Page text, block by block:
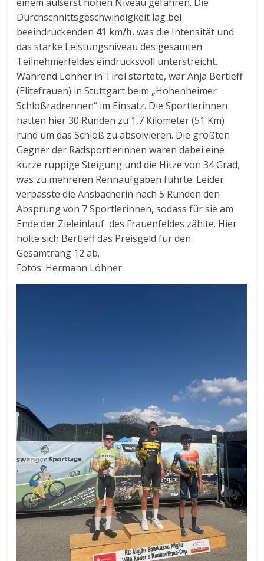
Durchschnittsgeschwindigkeit lag bei
beeindruckenden 41 km/h, was die Intensität und
das starke Leistungsniveau des gesamten
Teilnehmerfeldes eindrucksvoll unterstreicht.
Während Löhner in Tirol startete, war Anja Bertleff
(Elitefrauen) in Stuttgart beim „Hohenheimer
Schloßradrennen“ im Einsatz. Die Sportlerinnen
hatten hier 30 Runden zu 1,7 Kilometer (51 Km)
rund um das Schloß zu absolvieren. Die größten
Gegner der Radsportlerinnen waren dabei eine
kurze ruppige Steigung und die Hitze von 34 Grad,
was zu mehreren Rennaufgaben führte. Leider
verpasste die Ansbacherin nach 5 Runden den
Absprung von 7 Sportlerinnen, sodass für sie am
Ende der Zieleinlauf des Frauenfeldes zählte. Hier
holte sich Bertleff das Preisgeld für den
Gesamtrang 12 ab.
Fotos: Hermann Löhner